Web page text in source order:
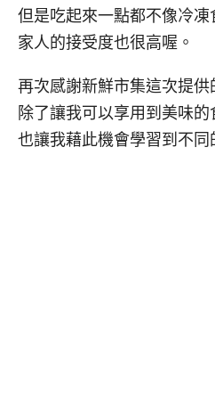
但是吃起來一點都不像冷凍
家人的接受度也很高喔。
再次感謝新鮮市集這次提供
除了讓我可以享用到美味的
也讓我藉此機會學習到不同